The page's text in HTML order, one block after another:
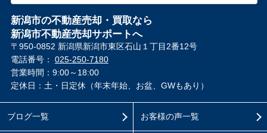
新潟市の不動産売却・買取なら
新潟市不動産売却サポートへ
〒950-0852 新潟県新潟市東区石山１丁目2番12号
電話番号： 025-250-7180
営業時間：9:00～18:00
定休日：土・日定休（年末年始、お盆、GWもあり）
ブログ一覧 お客様の声一覧